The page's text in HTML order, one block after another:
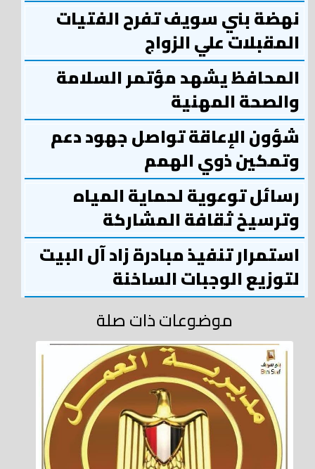
نهضة بني سويف تفرح الفتيات
المقبلات علي الزواج
المحافظ يشهد مؤتمر السلامة
والصحة المهنية
شؤون الإعاقة تواصل جهود دعم
وتمكين ذوي الهمم
رسائل توعوية لحماية المياه
وترسيخ ثقافة المشاركة
استمرار تنفيذ مبادرة زاد آل البيت
لتوزيع الوجبات الساخنة
موضوعات ذات صلة